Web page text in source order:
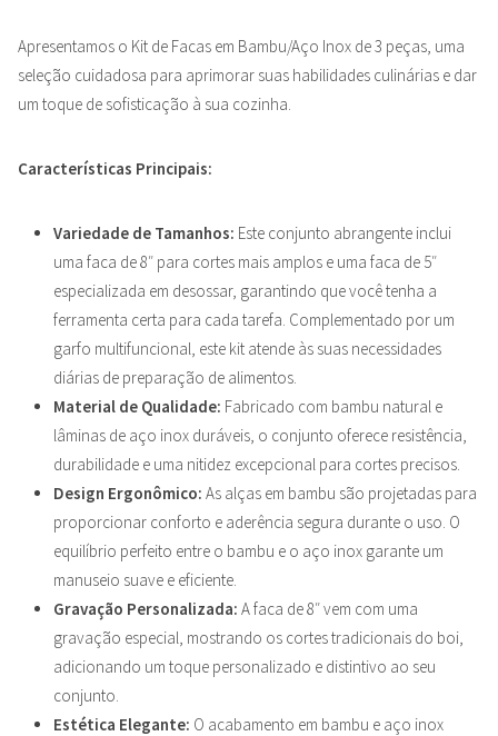
Apresentamos o Kit de Facas em Bambu/Aço Inox de 3 peças, uma
seleção cuidadosa para aprimorar suas habilidades culinárias e dar
um toque de sofisticação à sua cozinha.
Características Principais:
Variedade de Tamanhos: Este conjunto abrangente inclui
uma faca de 8″ para cortes mais amplos e uma faca de 5″
especializada em desossar, garantindo que você tenha a
ferramenta certa para cada tarefa. Complementado por um
garfo multifuncional, este kit atende às suas necessidades
diárias de preparação de alimentos.
Material de Qualidade: Fabricado com bambu natural e
lâminas de aço inox duráveis, o conjunto oferece resistência,
durabilidade e uma nitidez excepcional para cortes precisos.
Design Ergonômico: As alças em bambu são projetadas para
proporcionar conforto e aderência segura durante o uso. O
equilíbrio perfeito entre o bambu e o aço inox garante um
manuseio suave e eficiente.
Gravação Personalizada: A faca de 8″ vem com uma
gravação especial, mostrando os cortes tradicionais do boi,
adicionando um toque personalizado e distintivo ao seu
conjunto.
Estética Elegante: O acabamento em bambu e aço inox